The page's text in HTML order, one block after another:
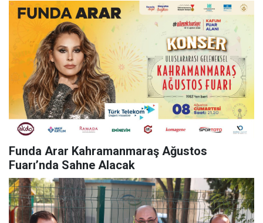
Funda Arar Kahramanmaraş Ağustos
Fuarı’nda Sahne Alacak